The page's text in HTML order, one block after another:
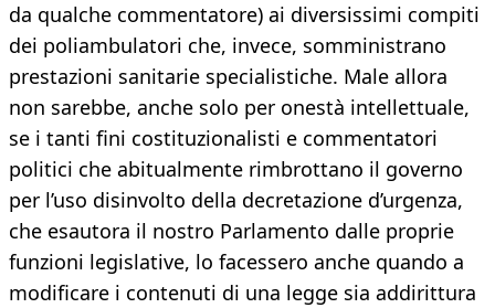
da qualche commentatore) ai diversissimi compiti
dei poliambulatori che, invece, somministrano
prestazioni sanitarie specialistiche. Male allora
non sarebbe, anche solo per onestà intellettuale,
se i tanti fini costituzionalisti e commentatori
politici che abitualmente rimbrottano il governo
per l’uso disinvolto della decretazione d’urgenza,
che esautora il nostro Parlamento dalle proprie
funzioni legislative, lo facessero anche quando a
modificare i contenuti di una legge sia addirittura